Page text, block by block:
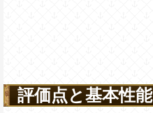
評価点と基本性能